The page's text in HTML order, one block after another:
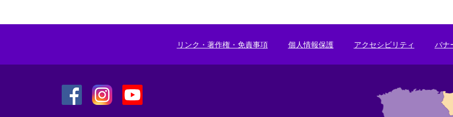
ク
リンク・著作権・免責事項 個人情報保護 アクセシビリティ バナ